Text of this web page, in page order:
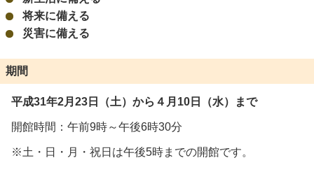
将来に備える
災害に備える
期間
平成31年2月23日（土）から４ 月10日（水）まで
開館時間：午前9時～午後6時30分
※土・日・月・祝日は午後5時までの開館です。